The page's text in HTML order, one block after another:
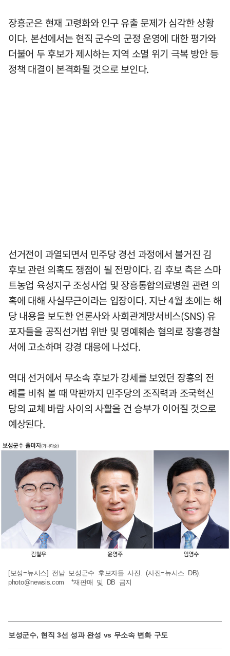
장흥군은 현재 고령화와 인구 유출 문제가 심각한 상황
이다. 본선에서는 현직 군수의 군정 운영에 대한 평가와
더불어 두 후보가 제시하는 지역 소멸 위기 극복 방안 등
정책 대결이 본격화될 것으로 보인다.
선거전이 과열되면서 민주당 경선 과정에서 불거진 김
후보 관련 의혹도 쟁점이 될 전망이다. 김 후보 측은 스마
트농업 육성지구 조성사업 및 장흥통합의료병원 관련 의
혹에 대해 사실무근이라는 입장이다. 지난 4월 초에는 해
당 내용을 보도한 언론사와 사회관계망서비스(SNS) 유
포자들을 공직선거법 위반 및 명예훼손 혐의로 장흥경찰
서에 고소하며 강경 대응에 나섰다.
역대 선거에서 무소속 후보가 강세를 보였던 장흥의 전
례를 비춰 볼 때 막판까지 민주당의 조직력과 조국혁신
당의 교체 바람 사이의 사활을 건 승부가 이어질 것으로
예상된다.
[보성=뉴시스] 전남 보성군수 후보자들 사진. (사진=뉴시스 DB).
photo@newsis.com *재판매 및 DB 금지
보성군수, 현직 3선 성과 완성 vs 무소속 변화 구도